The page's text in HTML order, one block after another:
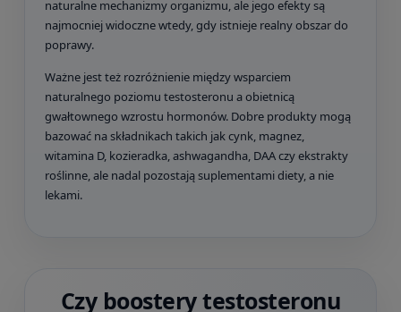
naturalne mechanizmy organizmu, ale jego efekty są
najmocniej widoczne wtedy, gdy istnieje realny obszar do
poprawy.
Ważne jest też rozróżnienie między wsparciem
naturalnego poziomu testosteronu a obietnicą
gwałtownego wzrostu hormonów. Dobre produkty mogą
bazować na składnikach takich jak cynk, magnez,
witamina D, kozieradka, ashwagandha, DAA czy ekstrakty
roślinne, ale nadal pozostają suplementami diety, a nie
lekami.
Czy boostery testosteronu